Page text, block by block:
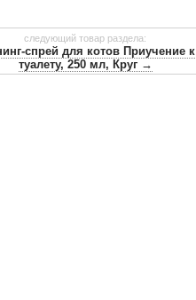
следующий товар раздела:
спрей для котов Приучение к
туалету, 250 мл, Круг →